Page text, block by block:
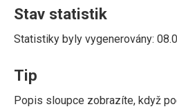
Stav statistik
Statistiky byly vygenerovány:
Tip
Popis sloupce zobrazíte, když